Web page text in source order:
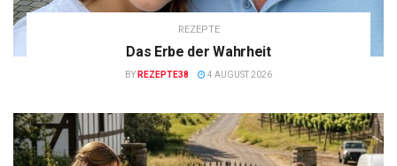
REZEPTE
Das Erbe der Wahrheit
BY REZEPTE38 4 AUGUST 2026